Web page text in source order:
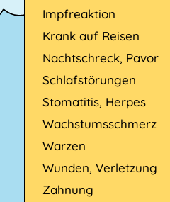
Impfreaktion
Krank auf Reisen
Nachtschreck, Pavor
Schlafstörungen
Stomatitis, Herpes
Wachstumsschmerz
Warzen
Wunden, Verletzung
Zahnung